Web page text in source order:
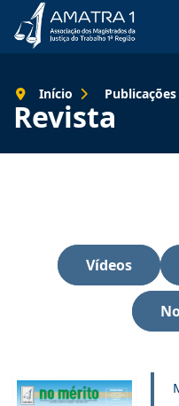
Revista
Início Publicações
Vídeos